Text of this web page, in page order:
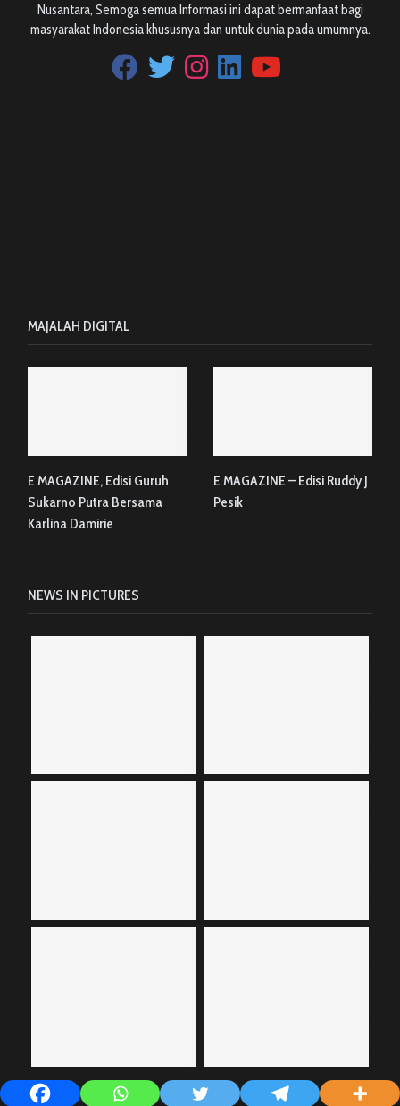
Nusantara, Semoga semua Informasi ini dapat bermanfaat bagi
masyarakat Indonesia khususnya dan untuk dunia pada umumnya.
MAJALAH DIGITAL
E MAGAZINE, Edisi Guruh
Sukarno Putra Bersama
Karlina Damirie
E MAGAZINE – Edisi Ruddy J
Pesik
NEWS IN PICTURES